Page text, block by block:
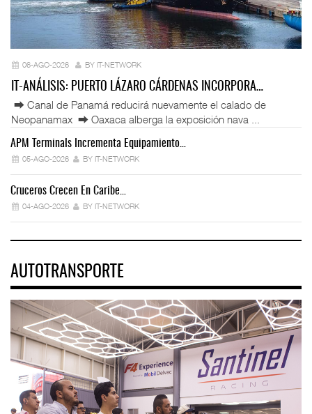
06-AGO-2026 BY IT-NETWORK
IT-ANÁLISIS: PUERTO LÁZARO CÁRDENAS INCORPORA…
⮕ Canal de Panamá reducirá nuevamente el calado de
Neopanamax ⮕ Oaxaca alberga la exposición nava ...
APM Terminals Incrementa Equipamiento…
05-AGO-2026 BY IT-NETWORK
Cruceros Crecen En Caribe…
04-AGO-2026 BY IT-NETWORK
AUTOTRANSPORTE